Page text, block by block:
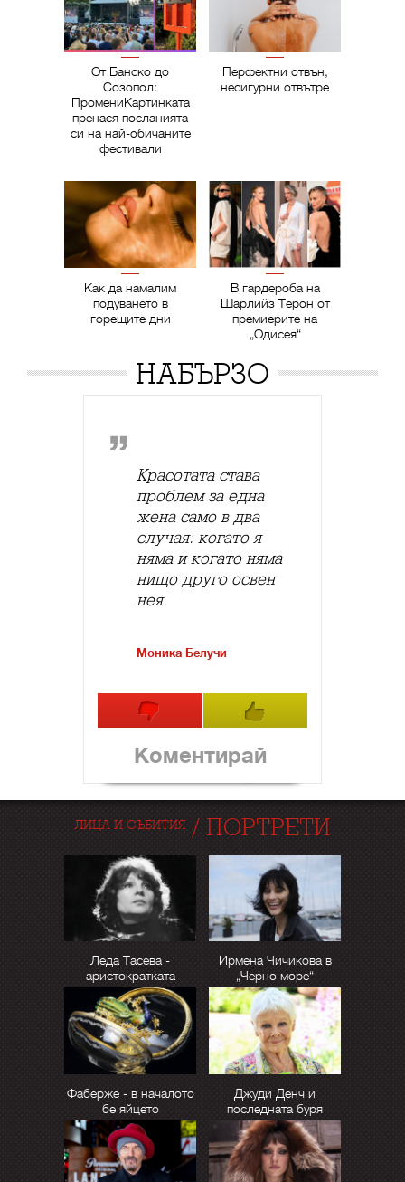
От Банско до
Созопол:
ПромениКартинката
пренася посланията
си на най-обичаните
фестивали
Перфектни отвън,
несигурни отвътре
Как да намалим
подуването в
горещите дни
В гардероба на
Шарлийз Терон от
премиерите на
„Одисея“
НАБЪРЗО
Красотата става
проблем за една
жена само в два
случая: когато я
няма и когато няма
нищо друго освен
нея.
Моника Белучи
Коментирай
ЛИЦА И СЪБИТИЯ / ПОРТРЕТИ
Леда Тасева -
аристократката
Ирмена Чичикова в
„Черно море“
Фаберже - в началото
бе яйцето
Джуди Денч и
последната буря